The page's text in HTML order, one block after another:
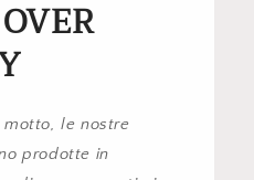
le nostre
prodotte in